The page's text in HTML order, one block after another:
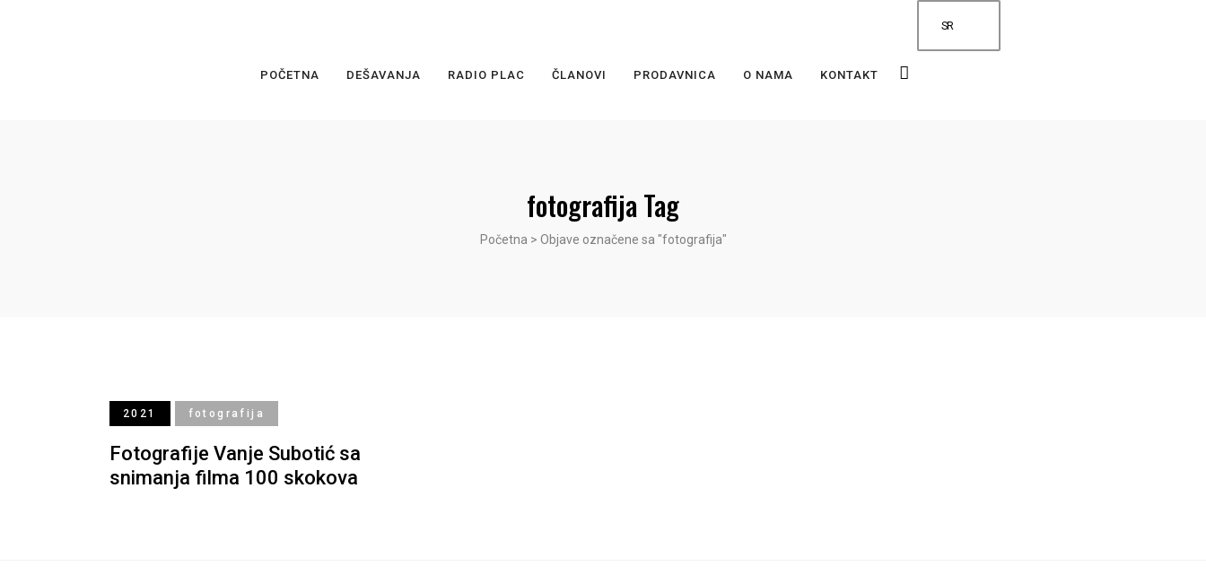
SR
POČETNA DEŠAVANJA RADIO PLAC ČLANOVI PRODAVNICA O NAMA KONTAKT
fotografija Tag
Početna > Objave označene sa "fotografija"
2021 fotografija
Fotografije Vanje Subotić sa
snimanja filma 100 skokova